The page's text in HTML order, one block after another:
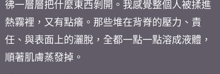
彿一層層把什麼東西剝開。我感覺整個人被揉進
熱霧裡，又有點癢。那些堆在背脊的壓力、責
任、與表面上的灑脫，全都一點一點溶成液體，
順著肌膚蒸發掉。